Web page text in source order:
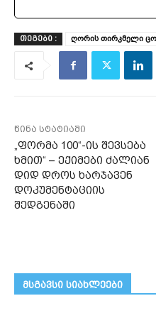
ᲗᲔᲒᲔᲑᲘ : ღორის თირკმელი
წინა სტატიაში
„ფორმა 100“-ის შევსება
ხმით“ – ექიმები ძალიან
დიდ დროს ხარჯავენ
დოკუმენტაციის
შედგენაში
მსგავსი სიახლეები